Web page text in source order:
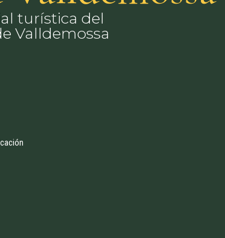
turística del
Valldemossa